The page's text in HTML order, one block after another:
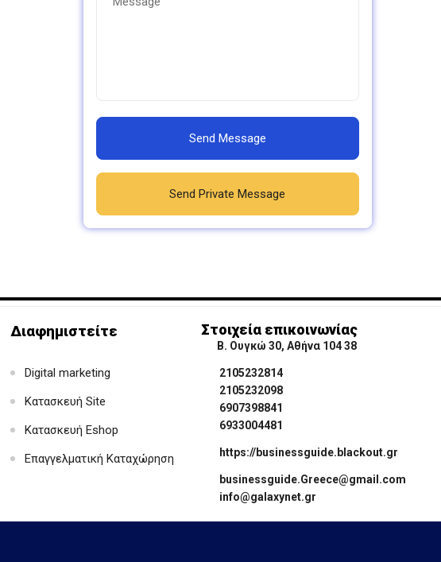
Send Message
Send Private Message
Διαφημιστείτε
Digital marketing
Κατασκευή Site
Κατασκευή Eshop
Επαγγελματική Καταχώρηση
Στοιχεία επικοινωνίας
Β. Ουγκώ 30, Αθήνα 104 38
2105232814
2105232098
6907398841
6933004481
https://businessguide.blackout.gr
businessguide.Greece@gmail.com
info@galaxynet.gr